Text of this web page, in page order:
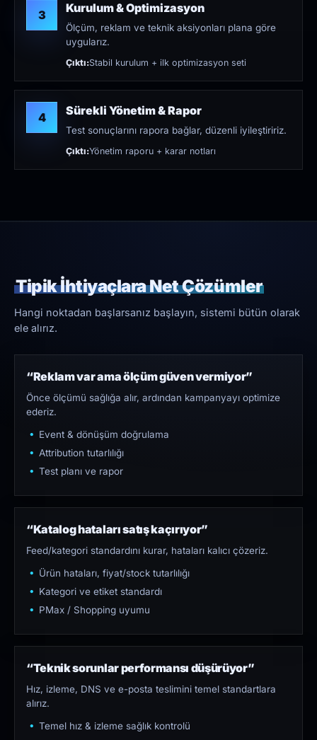
3 Kurulum & Optimizasyon
Ölçüm, reklam ve teknik aksiyonları plana göre
uygularız.
Çıktı:Stabil kurulum + ilk optimizasyon seti
4 Sürekli Yönetim & Rapor
Test sonuçlarını rapora bağlar, düzenli iyileştiririz.
Çıktı:Yönetim raporu + karar notları
Tipik İhtiyaçlara Net Çözümler
Hangi noktadan başlarsanız başlayın, sistemi bütün olarak
ele alırız.
“Reklam var ama ölçüm güven vermiyor”
Önce ölçümü sağlığa alır, ardından kampanyayı optimize
ederiz.
Event & dönüşüm doğrulama
Attribution tutarlılığı
Test planı ve rapor
“Katalog hataları satış kaçırıyor”
Feed/kategori standardını kurar, hataları kalıcı çözeriz.
Ürün hataları, fiyat/stock tutarlılığı
Kategori ve etiket standardı
PMax / Shopping uyumu
“Teknik sorunlar performansı düşürüyor”
Hız, izleme, DNS ve e-posta teslimini temel standartlara
alırız.
Temel hız & izleme sağlık kontrolü